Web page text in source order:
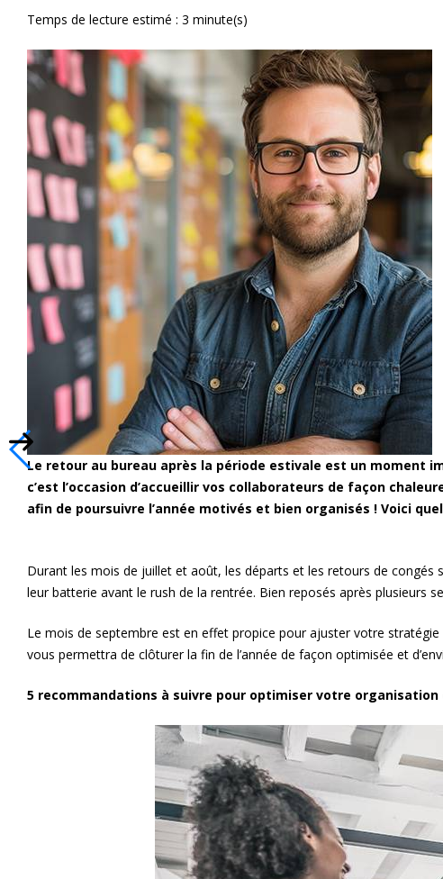
Temps de lecture estimé : 3 minute(s)
Le retour au bureau après la période estivale est un moment
c’est l’occasion d’accueillir vos collaborateurs de façon
afin de poursuivre l’année motivés et bien organisés ! Voici
Durant les mois de juillet et août, les départs et les retours de congés
leur batterie avant le rush de la rentrée. Bien reposés après plusieurs
Le mois de septembre est en effet propice pour ajuster votre
vous permettra de clôturer la fin de l’année de façon optimisée et
5 recommandations à suivre pour optimiser votre